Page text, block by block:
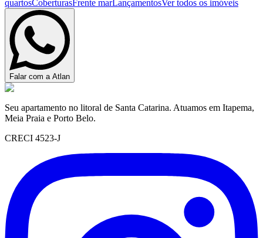
quartosCoberturasFrente marLançamentosVer todos os imóveis
Falar com a Atlan
Seu apartamento no litoral de Santa Catarina. Atuamos em Itapema,
Meia Praia e Porto Belo.
CRECI 4523-J